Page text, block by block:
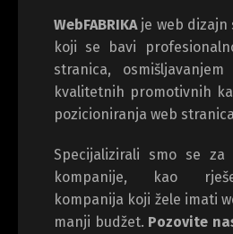
WebFABRIKAje web dizajn
koji se bavi
stranica,
kvalitetnih promotivnih
pozicioniranja web
Specijalizirali smo se
kompanije, kao
kompanija koji žele imati
manji budžet. Pozovite